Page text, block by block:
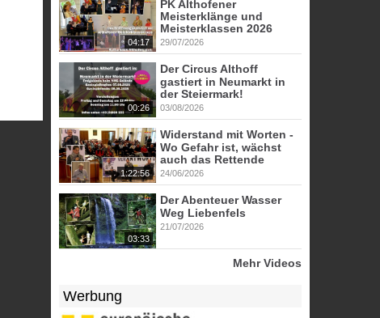
04:17
PK Althofener
Meisterklänge und
Meisterklassen 2026
29/07/2026
00:26
Der Circus Althoff
gastiert in Neumarkt in
der Steiermark!
03/08/2026
1:22:56
Widerstand mit Worten -
Wo Gefahr ist, wächst
auch das Rettende
24/06/2026
03:33
Der Abenteuer Wasser
Weg Liebenfels
21/07/2026
Mehr Videos
Werbung